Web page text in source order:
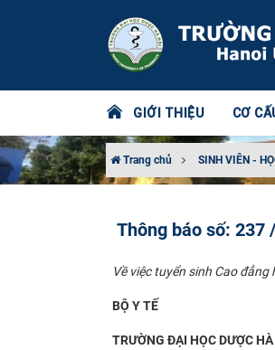
GIỚI THIỆU CƠ
Trang chủ SINH VIÊN -
Thông báo số: 237
Về việc tuyển sinh Cao
BỘ Y TẾ
TRƯỜNG ĐẠI HỌC DƯỢC HÀ